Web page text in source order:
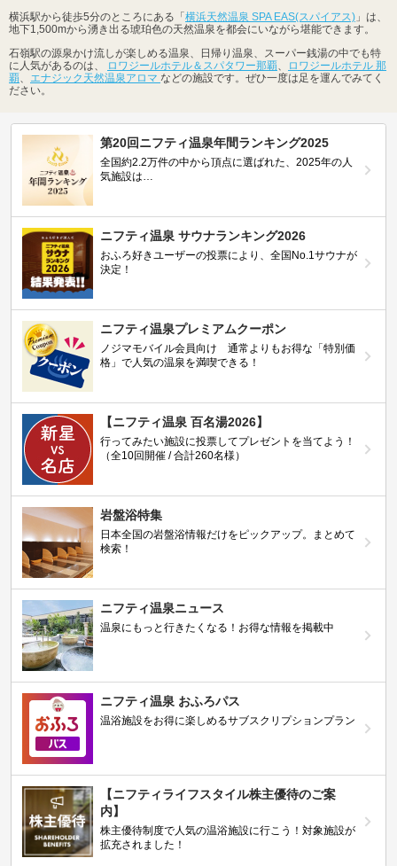
横浜駅から徒歩5分のところにある「 横浜天然温泉 SPA EAS(スパイアス) 」は、
地下1,500mから湧き出る琥珀色の天然温泉を都会にいながら堪能できます。
石嶺駅の源泉かけ流しが楽しめる温泉、日帰り温泉、スーパー銭湯の中でも特
に人気があるのは、
ロワジールホテル＆スパタワー那覇、
ロワジールホテル 那
覇、 エナジック天然温泉アロマ などの施設です。ぜひ一度は足を運んでみてく
ださい。
第20回ニフティ温泉年間ランキング2025
全国約2.2万件の中から頂点に選ばれた、2025年の人
気施設は…
ニフティ温泉 サウナランキング2026
おふろ好きユーザーの投票により、全国No.1サウナが
決定！
ニフティ温泉プレミアムクーポン
ノジマモバイル会員向け 通常よりもお得な「特別価
格」で人気の温泉を満喫できる！
【ニフティ温泉 百名湯2026】
行ってみたい施設に投票してプレゼントを当てよう！
（全10回開催 / 合計260名様）
岩盤浴特集
日本全国の岩盤浴情報だけをピックアップ。まとめて
検索！
ニフティ温泉ニュース
温泉にもっと行きたくなる！お得な情報を掲載中
ニフティ温泉 おふろパス
温浴施設をお得に楽しめるサブスクリプションプラン
【ニフティライフスタイル株主優待のご案
内】
株主優待制度で人気の温浴施設に行こう！対象施設が
拡充されました！